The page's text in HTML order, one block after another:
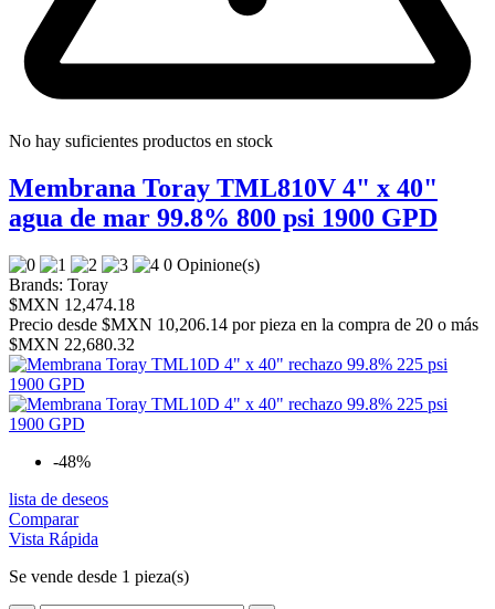
No hay suficientes productos en stock
Membrana Toray TML810V 4" x 40"
agua de mar 99.8% 800 psi 1900 GPD
0 Opinione(s)
Brands: Toray
$MXN 12,474.18
Precio desde $MXN 10,206.14 por pieza en la compra de 20 o más
$MXN 22,680.32
-48%
lista de deseos
Comparar
Vista Rápida
Se vende desde 1 pieza(s)